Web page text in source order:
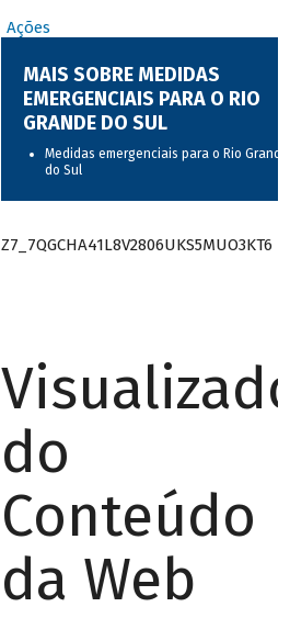
Ações
MAIS SOBRE MEDIDAS
EMERGENCIAIS PARA O RIO
GRANDE DO SUL
Medidas emergenciais para o Rio Grande
do Sul
Z7_7QGCHA41L8V2806UKS5MUO3KT6
Visualizador
do
Conteúdo
da Web